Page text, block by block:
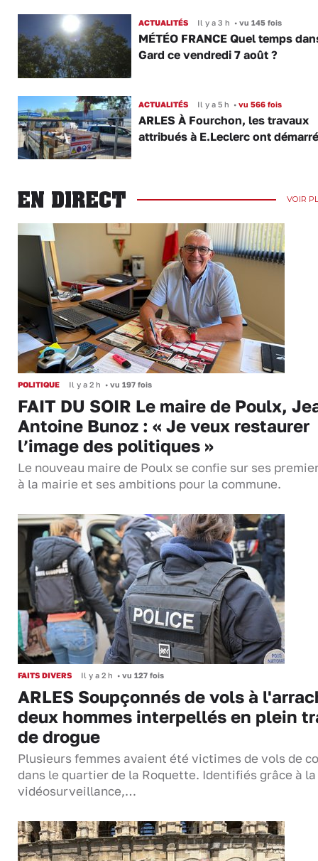
ACTUALITÉS Il y a 3 h •vu 145 fois
MÉTÉO FRANCE Quel temps
Gard ce vendredi 7 août ?
ACTUALITÉS Il y a 5 h •vu 566 fois
ARLES À Fourchon, les travaux
attribués à E.Leclerc ont démarré
EN DIRECT VOIR
POLITIQUE Il y a 2 h • vu 197 fois
FAIT DU SOIR Le maire de Poulx,
Antoine Bunoz : « Je veux restaurer
l’image des politiques »
Le nouveau maire de Poulx se confie sur ses
à la mairie et ses ambitions pour la commune.
FAITS DIVERS Il y a 2 h • vu 127 fois
ARLES Soupçonnés de vols à
deux hommes interpellés en plein
de drogue
Plusieurs femmes avaient été victimes de vols de
dans le quartier de la Roquette. Identifiés grâce à la
vidéosurveillance,…